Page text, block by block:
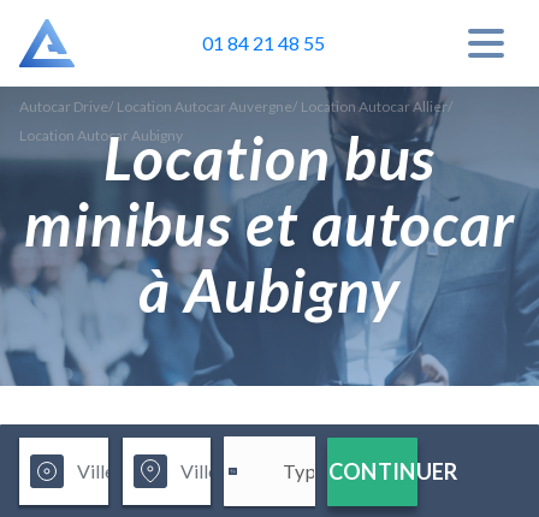
01 84 21 48 55
Autocar Drive/ Location Autocar Auvergne/ Location Autocar Allier/
Location Autocar AubignyLocation bus
minibus et autocar
à Aubigny
CONTINUER